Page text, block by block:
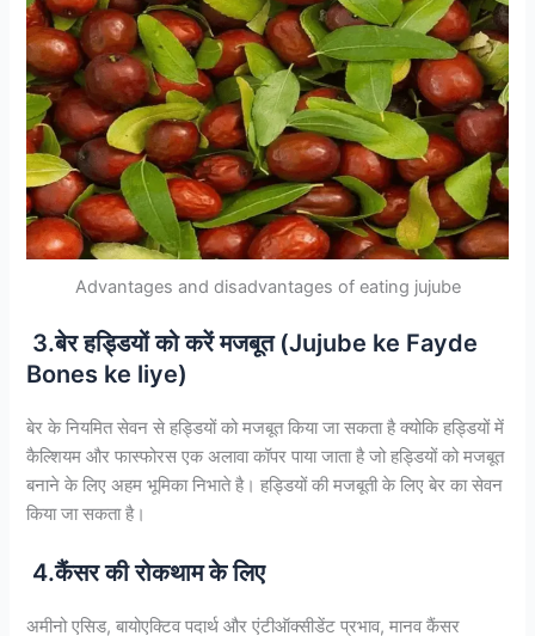
Advantages and disadvantages of eating jujube
3.बेर हड्डियों को करें मजबूत (Jujube ke Fayde
Bones ke liye)
बेर के नियमित सेवन से हड्डियों को मजबूत किया जा सकता है क्योकि हड्डियों में
कैल्शियम और फास्फोरस एक अलावा कॉपर पाया जाता है जो हड्डियों को मजबूत
बनाने के लिए अहम भूमिका निभाते है। हड्डियों की मजबूती के लिए बेर का सेवन
किया जा सकता है।
4.कैंसर की रोकथाम के लिए
अमीनो एसिड, बायोएक्टिव पदार्थ और एंटीऑक्सीडेंट प्रभाव, मानव कैंसर